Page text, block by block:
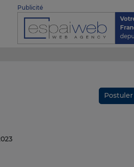
Publicité
Postuler